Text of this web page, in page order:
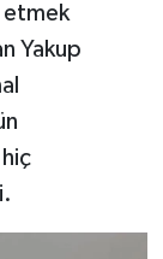
etmek
Yakup